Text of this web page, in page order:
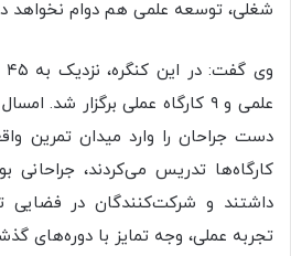
شغلی، توسعه علمی هم دوام نخواهد
علمی و ۹ کارگاه عملی برگزار
دست جراحان را وارد میدان تمرین
کارگاه‌ها تدریس می‌کردند، جراحانی
داشتند و شرکت‌کنندگان در فضایی
تجربه عملی، وجه تمایز با دوره‌های